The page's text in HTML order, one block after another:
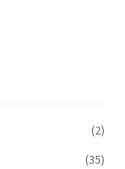
(2)
(35)